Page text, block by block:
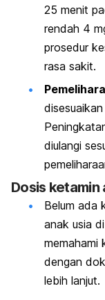
25 menit
rendah 4
prosedur
rasa sakit.
diulangi
Dosis ketamin
Belum ada
anak usia
memahami
dengan
lebih lanjut.